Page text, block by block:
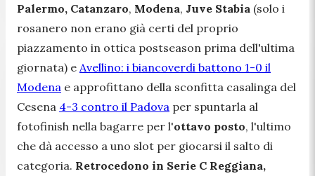
Palermo, Catanzaro, Modena, Juve Stabia (solo i
rosanero non erano già certi del proprio
piazzamento in ottica postseason prima dell'ultima
giornata) e Avellino: i biancoverdi battono 1-0 il
Modena e approfittano della sconfitta casalinga del
Cesena 4-3 contro il Padova per spuntarla al
fotofinish nella bagarre per l'ottavo posto, l'ultimo
che dà accesso a uno slot per giocarsi il salto di
categoria. Retrocedono in Serie C Reggiana,